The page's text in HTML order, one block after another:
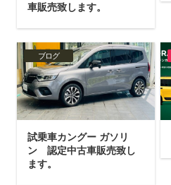
車販売致します。
ブログ
試乗車カングー ガソリ
ン 認定中古車販売致し
ます。